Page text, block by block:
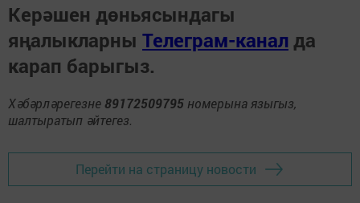
Керәшен дөньясындагы
яңалыкларны Телеграм-канал да
карап барыгыз.
Хәбәрләрегезне 89172509795 номерына языгыз,
шалтыратып әйтегез.
Перейти на страницу новости